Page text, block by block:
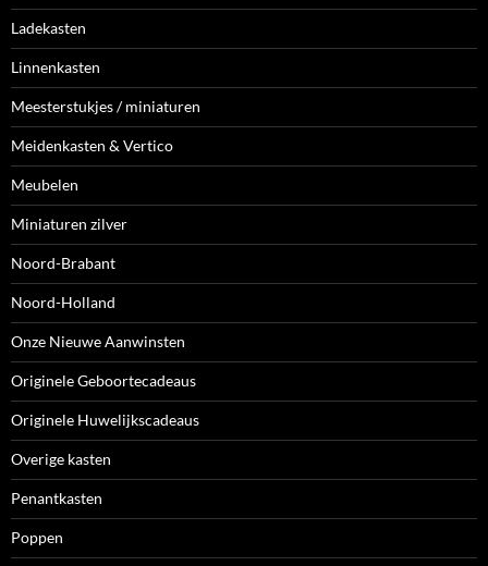
Ladekasten
Linnenkasten
Meesterstukjes / miniaturen
Meidenkasten & Vertico
Meubelen
Miniaturen zilver
Noord-Brabant
Noord-Holland
Onze Nieuwe Aanwinsten
Originele Geboortecadeaus
Originele Huwelijkscadeaus
Overige kasten
Penantkasten
Poppen